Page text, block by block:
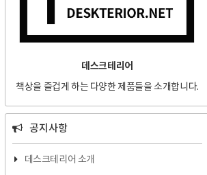
데스크테리어
책상을 즐겁게 하는 다양한 제품들을 소개합니다.
공지사항
데스크테리어 소개